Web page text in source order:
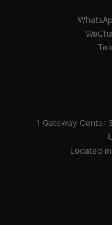
1 Gateway Center
Located